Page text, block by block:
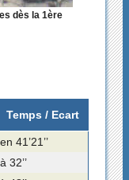
dès la 1ère
Temps / Ecart
en 41’21’’
à 32’’